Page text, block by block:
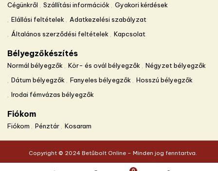
Cégünkről Szállítási információk
Gyakori kérdések
Elállási feltételek
Adatkezelési szabályzat
Általános szerződési feltételek
Kapcsolat
Bélyegzőkészítés
Normál bélyegzők Kör- és ovál bélyegzők
Négyzet bélyegzők
Dátum bélyegzők
Fanyeles bélyegzők
Hosszú bélyegzők
Irodai fémvázas bélyegzők
Fiókom
Fiókom Pénztár Kosaram
Copyright © 2024 Betűbolt Online – Minden jog fenntartva.